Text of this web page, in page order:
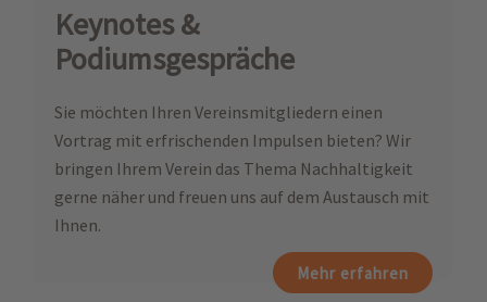
Keynotes &
Podiumsgespräche
Sie möchten Ihren Vereinsmitgliedern einen
Vortrag mit erfrischenden Impulsen bieten? Wir
bringen Ihrem Verein das Thema Nachhaltigkeit
gerne näher und freuen uns auf dem Austausch mit
Ihnen.
Mehr erfahren